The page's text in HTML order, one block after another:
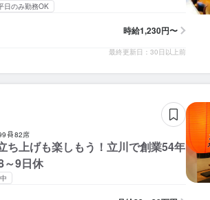
日のみ勤務OK
時給1,230円〜
最終更新日：30日以上前
82席
ち上げも楽しもう！立川で創業54年
9日休